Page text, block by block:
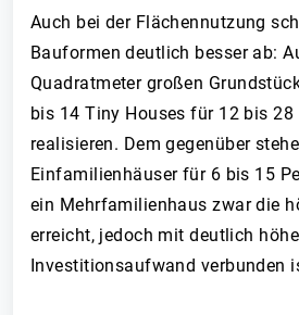
Auch bei der Flächennutzung
Bauformen deutlich besser ab:
Quadratmeter großen
bis 14 Tiny Houses für 12 bis 28
realisieren. Dem gegenüber
Einfamilienhäuser für 6 bis 15
ein Mehrfamilienhaus zwar die
erreicht, jedoch mit deutlich
Investitionsaufwand verbunden